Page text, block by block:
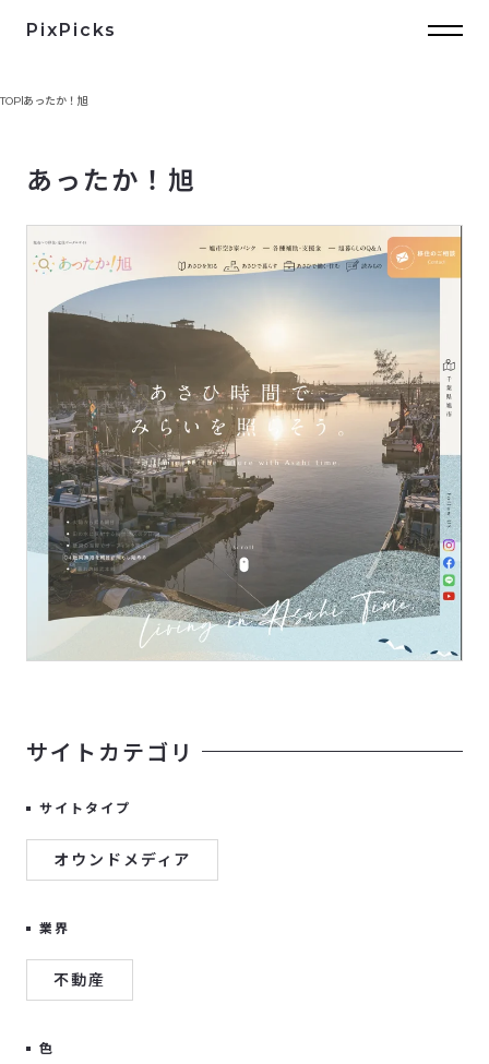
PixPicks
TOP あったか！旭
あったか！旭
サイトカテゴリ
サイトタイプ
オウンドメディア
業界
不動産
色